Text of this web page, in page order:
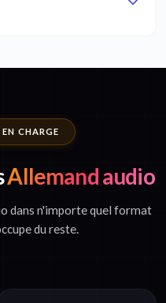
CHARGE
Allemand audio
dans n'importe quel format
du reste.